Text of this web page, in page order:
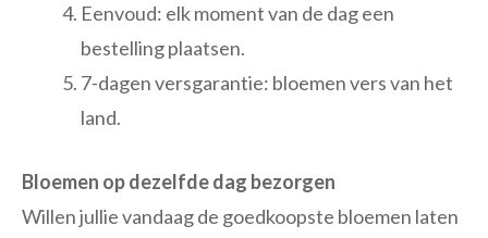
Eenvoud: elk moment van de dag een
bestelling plaatsen.
7-dagen versgarantie: bloemen vers van het
land.
Bloemen op dezelfde dag bezorgen
Willen jullie vandaag de goedkoopste bloemen laten